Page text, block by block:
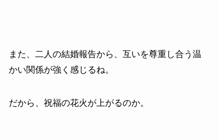
また、二人の結婚報告から、互いを尊重し合う温
かい関係が強く感じるね。
だから、祝福の花火が上がるのか。